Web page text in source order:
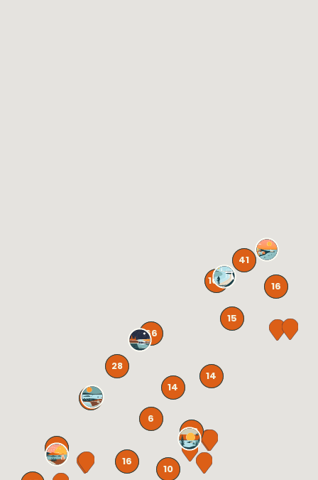
105
41
58
131
72
14
16
66
15
10
28
14
16
6